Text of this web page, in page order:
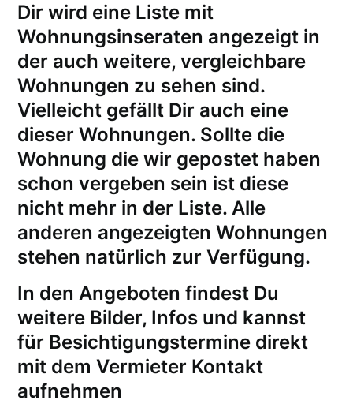
Dir wird eine Liste mit
Wohnungsinseraten angezeigt in
der auch weitere, vergleichbare
Wohnungen zu sehen sind.
Vielleicht gefällt Dir auch eine
dieser Wohnungen. Sollte die
Wohnung die wir gepostet haben
schon vergeben sein ist diese
nicht mehr in der Liste. Alle
anderen angezeigten Wohnungen
stehen natürlich zur Verfügung.
In den Angeboten findest Du
weitere Bilder, Infos und kannst
für Besichtigungstermine direkt
mit dem Vermieter Kontakt
aufnehmen